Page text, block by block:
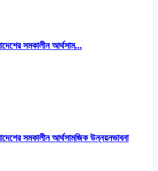
সমকালীন আর্থসাম...
সমকালীন আর্থসামজিক উন্নয়নভাবনা